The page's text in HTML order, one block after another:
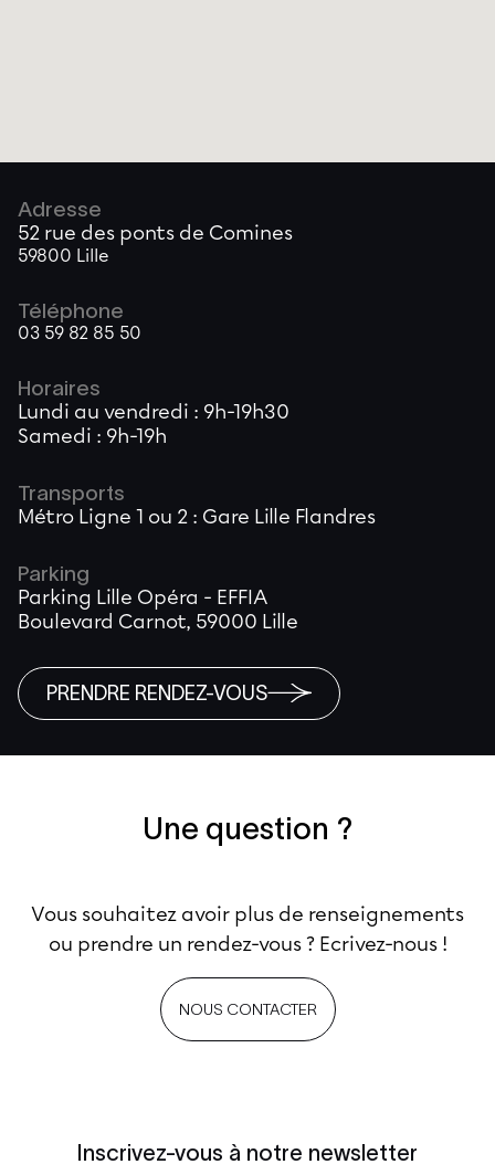
Adresse
52 rue des ponts de Comines
59800 Lille
Téléphone
03 59 82 85 50
Horaires
Lundi au vendredi : 9h-19h30
Samedi : 9h-19h
Transports
Métro Ligne 1 ou 2 : Gare Lille Flandres
Parking
Parking Lille Opéra - EFFIA
Boulevard Carnot, 59000 Lille
PRENDRE RENDEZ-VOUS
Une question ?
Vous souhaitez avoir plus de renseignements
ou prendre un rendez-vous ? Ecrivez-nous !
NOUS CONTACTER
Inscrivez-vous à notre newsletter